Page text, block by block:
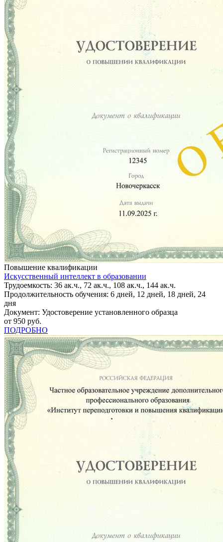
Повышение квалификации
Искусственный интеллект в образовании
Трудоемкость: 36 ак.ч., 72 ак.ч., 108 ак.ч., 144 ак.ч.
Продолжительность обучения: 6 дней, 12 дней, 18 дней, 24
дня
Документ: Удостоверение установленного образца
от 950 руб.
ПОДРОБНО